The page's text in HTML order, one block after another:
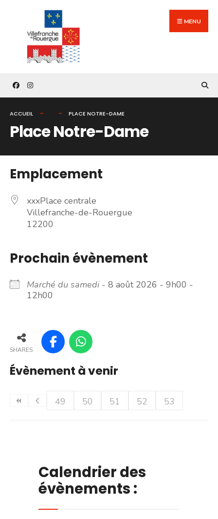
content
MENU
ACCUEIL PLACE NOTRE-DAME
Place Notre-Dame
Emplacement
xxxPlace centrale
Villefranche-de-Rouergue
12200
Prochain évènement
Marché du samedi - 8 août 2026 - 9h00 -
12h00
SHARES
Évènement à venir
49 50 51 52 53
Calendrier des
évènements :